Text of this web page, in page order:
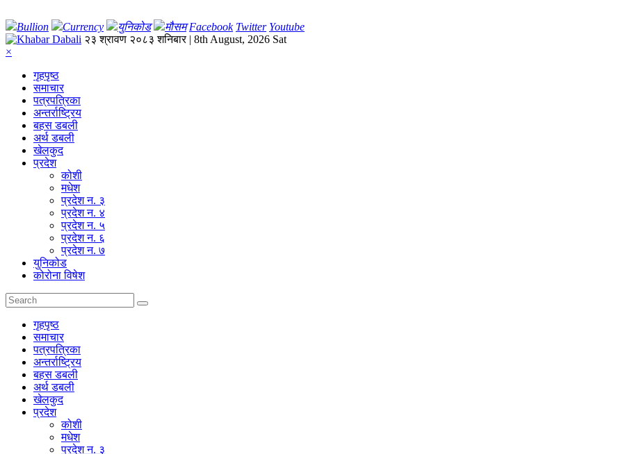
Bullion Currency युनिकोड मौसम Facebook Twitter Youtube
२३ श्रावण २०८३ शनिबार | 8th August, 2026 Sat
×
गृहपृष्‍ठ
समाचार
पत्रपत्रिका
अन्तर्राष्ट्रिय
बहस डबली
अर्थ डबली
खेलकुद
प्रदेश
कोशी
मधेश
प्रदेश न. ३
प्रदेश न. ४
प्रदेश न. ५
प्रदेश न. ६
प्रदेश न. ७
युनिकोड
कोरोना विषेश
गृहपृष्‍ठ
समाचार
पत्रपत्रिका
अन्तर्राष्ट्रिय
बहस डबली
अर्थ डबली
खेलकुद
प्रदेश
कोशी
मधेश
प्रदेश न. ३